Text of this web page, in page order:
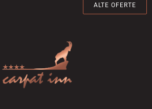
ALTE OFERTE